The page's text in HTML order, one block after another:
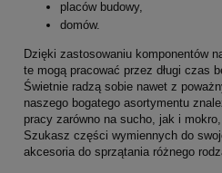
placów budowy,
domów.
Dzięki zastosowaniu komponentów
te mogą pracować przez długi czas
Świetnie radzą sobie nawet z
naszego bogatego asortymentu
pracy zarówno na sucho, jak i
Szukasz części wymiennych do
akcesoria do sprzątania różnego